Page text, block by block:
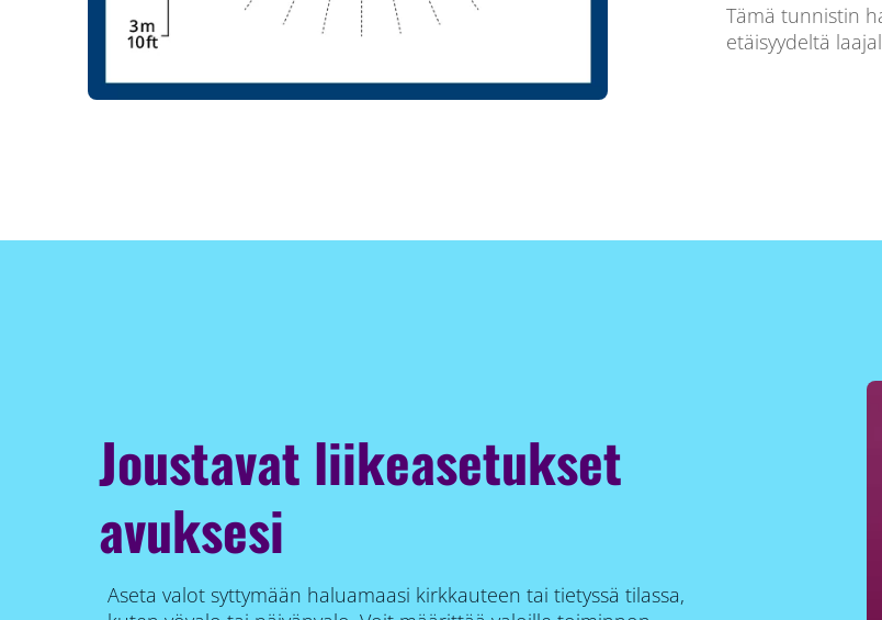
Tämä tunnistin
etäisyydeltä
Joustavat liikeasetukset
avuksesi
Aseta valot syttymään haluamaasi kirkkauteen tai tietyssä tilassa,